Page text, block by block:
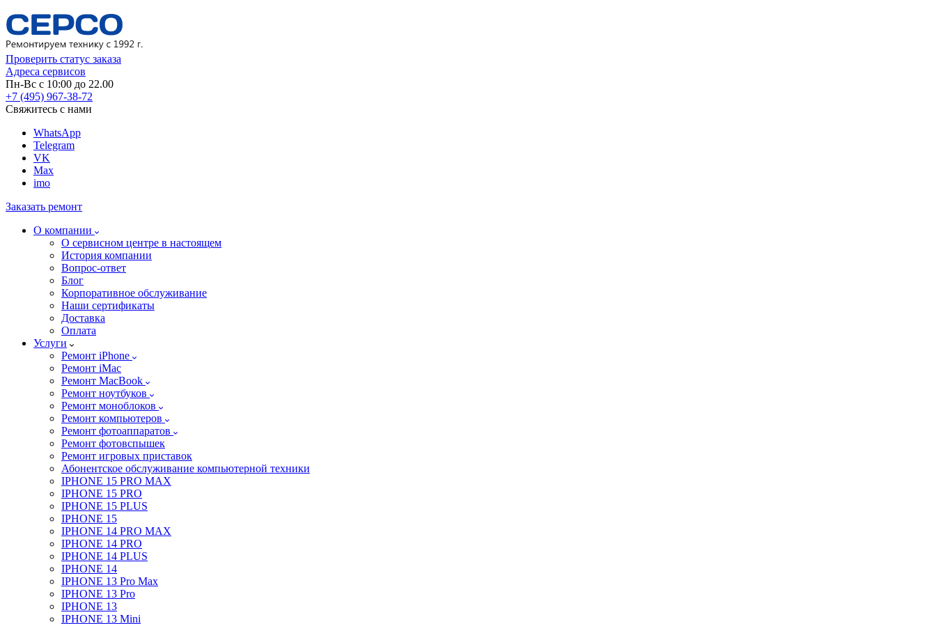
Проверить статус заказа
Адреса сервисов
Пн-Вс с 10:00 до 22.00
+7 (495) 967-38-72
Свяжитесь с нами
WhatsApp
Telegram
VK
Max
imo
Заказать ремонт
О компании
О сервисном центре в настоящем
История компании
Вопрос-ответ
Блог
Корпоративное обслуживание
Наши сертификаты
Доставка
Оплата
Услуги
Ремонт iPhone
Ремонт iMac
Ремонт MacBook
Ремонт ноутбуков
Ремонт моноблоков
Ремонт компьютеров
Ремонт фотоаппаратов
Ремонт фотовспышек
Ремонт игровых приставок
Абонентское обслуживание компьютерной техники
IPHONE 15 PRO MAX
IPHONE 15 PRO
IPHONE 15 PLUS
IPHONE 15
IPHONE 14 PRO MAX
IPHONE 14 PRO
IPHONE 14 PLUS
IPHONE 14
IPHONE 13 Pro Max
IPHONE 13 Pro
IPHONE 13
IPHONE 13 Mini